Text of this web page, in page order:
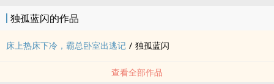
独孤蓝闪的作品
床上热床下冷，霸总卧室出逃记 / 独孤蓝闪
查看全部作品